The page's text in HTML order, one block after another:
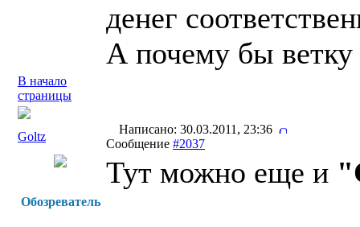
денег
А почему бы ветку
В начало
страницы
Goltz
Написано: 30.03.2011, 23:36
Сообщение #2037
Обозреватель
Тут можно еще и